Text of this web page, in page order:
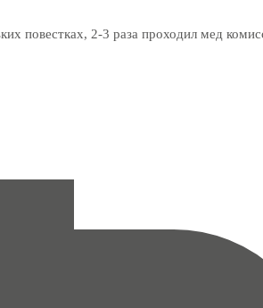
повестках, 2-3 раза проходил мед